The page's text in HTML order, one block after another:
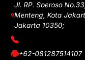
Jl. RP. Soeroso
Menteng, Kota
Jakarta 10350;
(021) 3908026
+62-081287514107